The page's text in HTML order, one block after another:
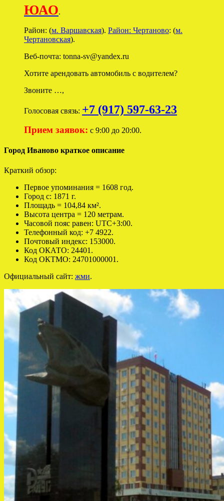
ЮАО.
Район: (м. Варшавская). Район: Чертаново: (м.
Чертановская).
Веб-почта: tonna-sv@yandex.ru
Хотите арендовать автомобиль с водителем?
Звоните …,
Голосовая связь: +7 (917) 597-63-23
Прием заявок: с 9:00 до 20:00.
Город Иваново краткое описание
Краткий обзор:
Первое упоминания = 1608 год.
Город с: 1871 г.
Площадь = 104,84 км².
Высота центра = 120 метрам.
Часовой пояс равен: UTC+3:00.
Телефонный код: +7 4922.
Почтовый индекс: 153000.
Код ОКАТО: 24401.
Код ОКТМО: 24701000001.
Официальный сайт: жми.